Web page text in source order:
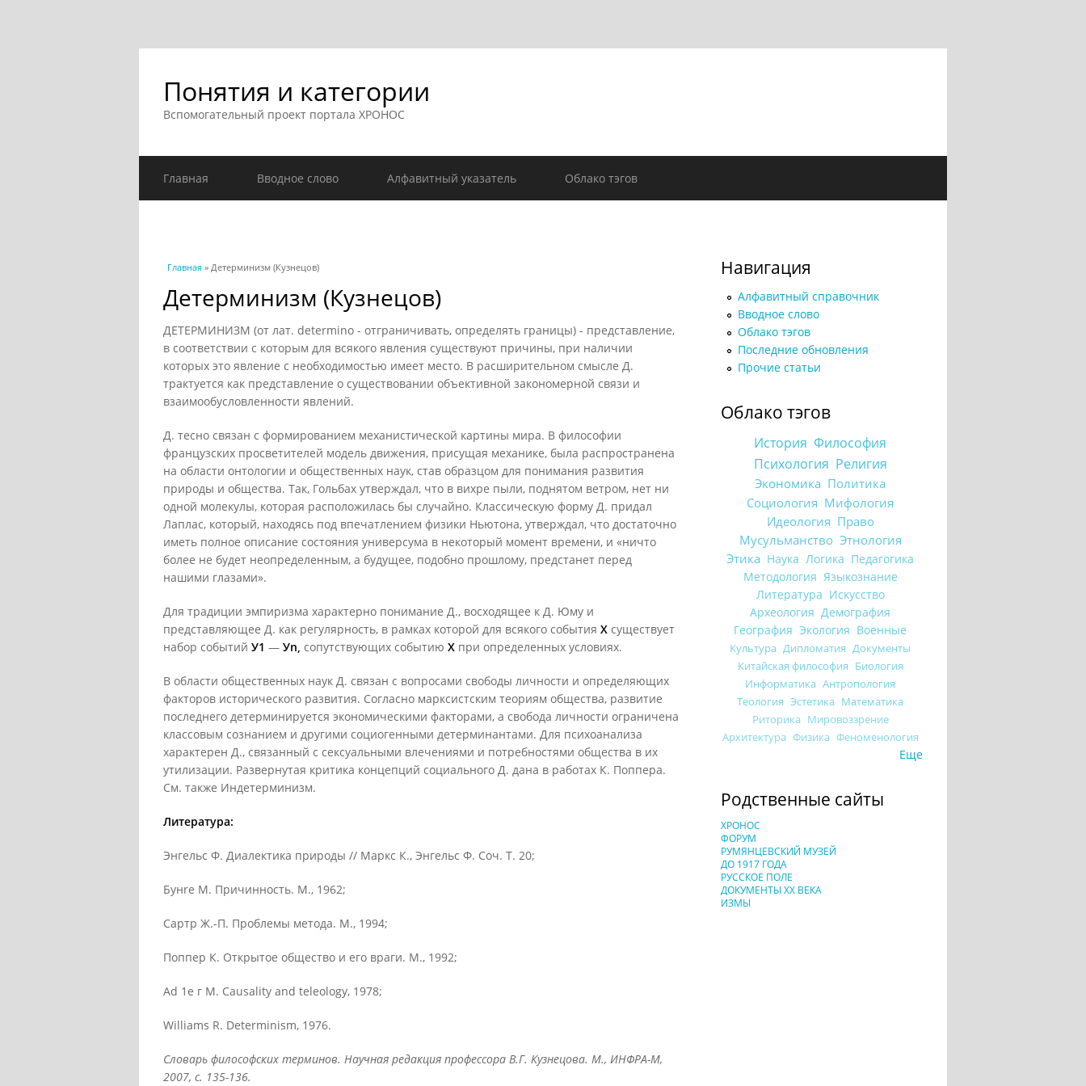
Понятия и категории
Вспомогательный проект портала ХРОНОС
Главная Вводное слово Алфавитный указатель Облако тэгов
Вы здесь
Главная » Детерминизм (Кузнецов)
Детерминизм (Кузнецов)
ДЕТЕРМИНИЗМ (от лат. determino - отграничивать, определять границы) - представление,
в соответствии с которым для всякого явления существуют причины, при наличии
которых это явление с необходимостью имеет место. В расширительном смысле Д.
трактуется как представление о существовании объективной закономерной связи и
взаимообусловленности явлений.
Д. тесно связан с формированием механистической картины мира. В философии
французских просветителей модель движения, присущая механике, была распространена
на области онтологии и общественных наук, став образцом для понимания развития
природы и общества. Так, Гольбах утверждал, что в вихре пыли, поднятом ветром, нет ни
одной молекулы, которая расположилась бы случайно. Классическую форму Д. придал
Лаплас, который, находясь под впечатлением физики Ньютона, утверждал, что достаточно
иметь полное описание состояния универсума в некоторый момент времени, и «ничто
более не будет неопределенным, а будущее, подобно прошлому, предстанет перед
нашими глазами».
Для традиции эмпиризма характерно понимание Д., восходящее к Д. Юму и
представляющее Д. как регулярность, в рамках которой для всякого события Х существует
набор событий У1 — Уn, сопутствующих событию Х при определенных условиях.
В области общественных наук Д. связан с вопросами свободы личности и определяющих
факторов исторического развития. Согласно марксистским теориям общества, развитие
последнего детерминируется экономическими факторами, а свобода личности ограничена
классовым сознанием и другими социогенными детерминантами. Для психоанализа
характерен Д., связанный с сексуальными влечениями и потребностями общества в их
утилизации. Развернутая критика концепций социального Д. дана в работах К. Поппера.
См. также Индетерминизм.
Литература:
Энгельс Ф. Диалектика природы // Маркс К., Энгельс Ф. Соч. Т. 20;
Бунre М. Причинность. М., 1962;
Сартр Ж.-П. Проблемы метода. М., 1994;
Поппер К. Открытое общество и его враги. М., 1992;
Ad 1е г М. Causality and teleology, 1978;
Williams R. Determinism, 1976.
Словарь философских терминов. Научная редакция профессора В.Г. Кузнецова. М., ИНФРА-М,
2007, с. 135-136.
Навигация
Алфавитный справочник
Вводное слово
Облако тэгов
Последние обновления
Прочие статьи
Облако тэгов
История Философия
Психология Религия
Экономика Политика
Социология Мифология
Идеология Право
Мусульманство Этнология
Этика Наука Логика Педагогика
Методология Языкознание
Литература Искусство
Археология Демография
География Экология Военные
Культура Дипломатия Документы
Китайская философия Биология
Информатика Антропология
Теология Эстетика Математика
Риторика Мировоззрение
Архитектура Физика Феноменология
Еще
Родственные сайты
ХРОНОС
ФОРУМ
РУМЯНЦЕВСКИЙ МУЗЕЙ
ДО 1917 ГОДА
РУССКОЕ ПОЛЕ
ДОКУМЕНТЫ XX ВЕКА
ИЗМЫ